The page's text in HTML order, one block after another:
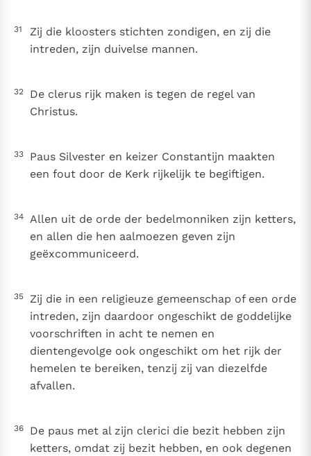
31
Zij die kloosters stichten zondigen, en zij die
intreden, zijn duivelse mannen.
32
De clerus rijk maken is tegen de regel van
Christus.
33
Paus Silvester en keizer Constantijn maakten
een fout door de Kerk rijkelijk te begiftigen.
34
Allen uit de orde der bedelmonniken zijn ketters,
en allen die hen aalmoezen geven zijn
geëxcommuniceerd.
35
Zij die in een religieuze gemeenschap of een orde
intreden, zijn daardoor ongeschikt de goddelijke
voorschriften in acht te nemen en
dientengevolge ook ongeschikt om het rijk der
hemelen te bereiken, tenzij zij van diezelfde
afvallen.
36
De paus met al zijn clerici die bezit hebben zijn
ketters, omdat zij bezit hebben, en ook degenen